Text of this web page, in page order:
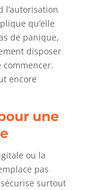
qu’elle
de panique,
disposer
encore
une
ou la
pas
surtout